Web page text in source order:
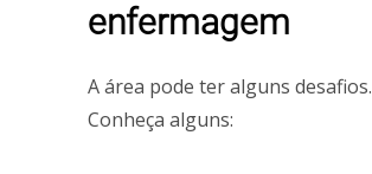
enfermagem
A área pode ter alguns desafios.
Conheça alguns: